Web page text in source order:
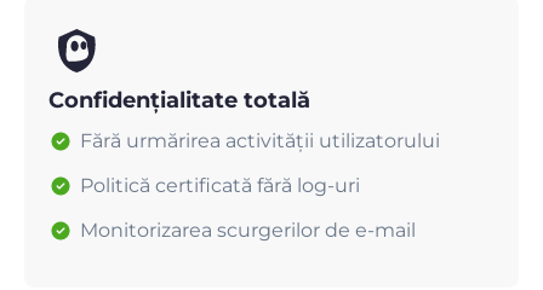
Confidențialitate totală
Fără urmărirea activității utilizatorului
Politică certificată fără log-uri
Monitorizarea scurgerilor de e-mail